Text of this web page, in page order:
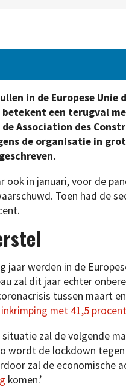
in de Europese
betekent een terugval
Association des
de organisatie in
ook in januari, voor de
Toen had de
jaar werden in de
zal dit jaar echter
tussen maart
inkrimping met 41,5 procent
situatie zal de volgende
wordt de lockdown
zal de economische
komen.’